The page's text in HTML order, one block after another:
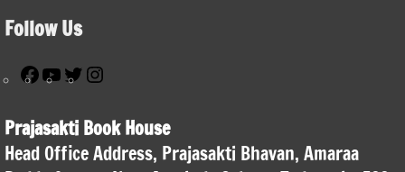
Follow Us
Facebook
YouTubeTwitter
Prajasakti Book House
Head Office Address, Prajasakti Bhavan, Amaraa